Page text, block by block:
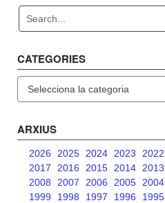
CATEGORIES
ARXIUS
2026 2025 2024 2023 2022
2017
2016 2015 2014 2013
2008
2007 2006 2005 2004
1999
1998 1997 1996 1995